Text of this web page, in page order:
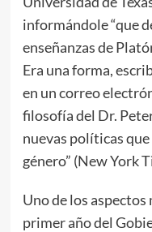
informándole “que
enseñanzas de
Era una forma,
en un correo
filosofía del Dr.
nuevas políticas
género” (New York
Uno de los aspectos
primer año del